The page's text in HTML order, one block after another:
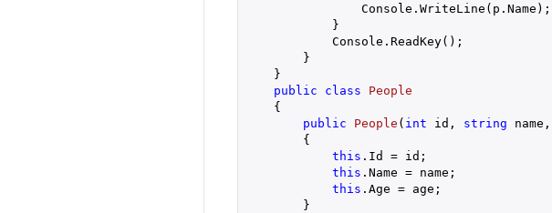
                Console.WriteLine(p.Name);
            }
            Console.ReadKey();
        }
    }
public
class
People
    {
public
People ( int id, string name,
{
this .Id = id;
this .Name = name;
this .Age = age;
        }